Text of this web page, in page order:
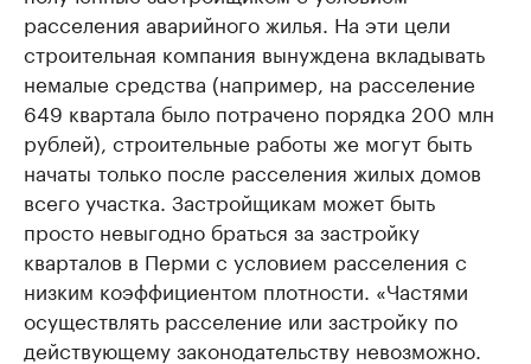
расселения аварийного жилья. На эти цели
строительная компания вынуждена вкладывать
немалые средства (например, на расселение
649 квартала было потрачено порядка 200 млн
рублей), строительные работы же могут быть
начаты только после расселения жилых домов
всего участка. Застройщикам может быть
просто невыгодно браться за застройку
кварталов в Перми с условием расселения с
низким коэффициентом плотности. «Частями
осуществлять расселение или застройку по
действующему законодательству невозможно.